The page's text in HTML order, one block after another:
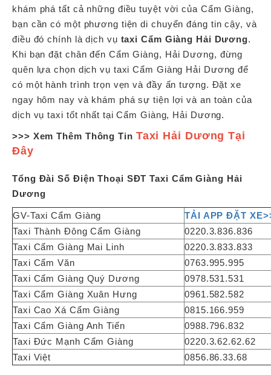
khám phá tất cả những điều tuyệt vời của Cẩm Giàng,
bạn cần có một phương tiện di chuyển đáng tin cậy, và
điều đó chính là dịch vụ taxi Cẩm Giàng Hải Dương.
Khi bạn đặt chân đến Cẩm Giàng, Hải Dương, đừng
quên lựa chọn dịch vụ taxi Cẩm Giàng Hải Dương để
có một hành trình trọn vẹn và đầy ấn tượng. Đặt xe
ngay hôm nay và khám phá sự tiện lợi và an toàn của
dịch vụ taxi tốt nhất tại Cẩm Giàng, Hải Dương.
>>> Xem Thêm Thông Tin Taxi Hải Dương Tại
Đây
Tổng Đài Số Điện Thoại SĐT Taxi Cẩm Giàng Hải
Dương
GV-Taxi Cẩm Giàng
TẢI APP ĐẶT
Taxi Thành Đông Cẩm Giàng
0220.3.836.836
Taxi Cẩm Giàng Mai Linh
0220.3.833.833
Taxi Cẩm Văn
0763.995.995
Taxi Cẩm Giàng Quý Dương
0978.531.531
Taxi Cẩm Giàng Xuân Hưng
0961.582.582
Taxi Cao Xá Cẩm Giàng
0815.166.959
Taxi Cẩm Giàng Anh Tiến
0988.796.832
Taxi Đức Mạnh Cẩm Giàng
0220.3.62.62.62
Taxi Việt
0856.86.33.68